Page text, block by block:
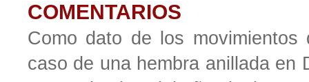
COMENTARIOS
Como dato de los
caso de una hembra anillada en